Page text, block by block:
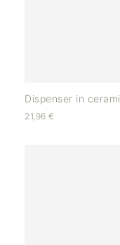
Dispenser in
21,96 €